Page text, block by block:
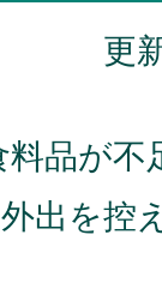
更
品が
出を控